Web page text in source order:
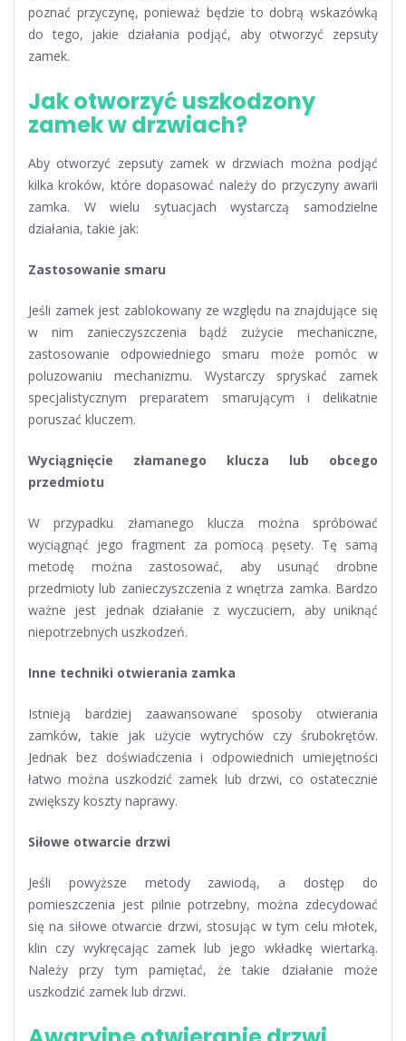
poznać przyczynę, ponieważ będzie to dobrą wskazówką
do tego, jakie działania podjąć, aby otworzyć zepsuty
zamek.
Jak otworzyć uszkodzony
zamek w drzwiach?
Aby otworzyć zepsuty zamek w drzwiach można podjąć
kilka kroków, które dopasować należy do przyczyny awarii
zamka. W wielu sytuacjach wystarczą samodzielne
działania, takie jak:
Zastosowanie smaru
Jeśli zamek jest zablokowany ze względu na znajdujące się
w nim zanieczyszczenia bądź zużycie mechaniczne,
zastosowanie odpowiedniego smaru może pomóc w
poluzowaniu mechanizmu. Wystarczy spryskać zamek
specjalistycznym preparatem smarującym i delikatnie
poruszać kluczem.
Wyciągnięcie złamanego klucza lub obcego
przedmiotu
W przypadku złamanego klucza można spróbować
wyciągnąć jego fragment za pomocą pęsety. Tę samą
metodę można zastosować, aby usunąć drobne
przedmioty lub zanieczyszczenia z wnętrza zamka. Bardzo
ważne jest jednak działanie z wyczuciem, aby uniknąć
niepotrzebnych uszkodzeń.
Inne techniki otwierania zamka
Istnieją bardziej zaawansowane sposoby otwierania
zamków, takie jak użycie wytrychów czy śrubokrętów.
Jednak bez doświadczenia i odpowiednich umiejętności
łatwo można uszkodzić zamek lub drzwi, co ostatecznie
zwiększy koszty naprawy.
Siłowe otwarcie drzwi
Jeśli powyższe metody zawiodą, a dostęp do
pomieszczenia jest pilnie potrzebny, można zdecydować
się na siłowe otwarcie drzwi, stosując w tym celu młotek,
klin czy wykręcając zamek lub jego wkładkę wiertarką.
Należy przy tym pamiętać, że takie działanie może
uszkodzić zamek lub drzwi.